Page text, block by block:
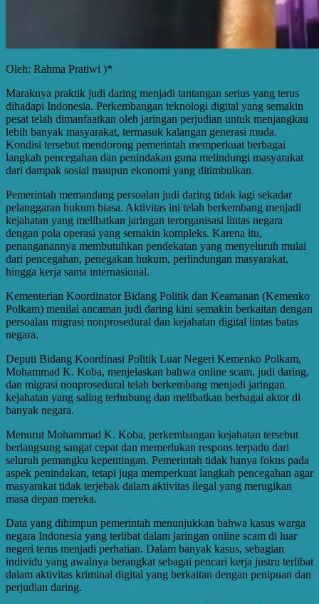
Oleh: Rahma Pratiwi )*
Maraknya praktik judi daring menjadi tantangan serius yang terus
dihadapi Indonesia. Perkembangan teknologi digital yang semakin
pesat telah dimanfaatkan oleh jaringan perjudian untuk menjangkau
lebih banyak masyarakat, termasuk kalangan generasi muda.
Kondisi tersebut mendorong pemerintah memperkuat berbagai
langkah pencegahan dan penindakan guna melindungi masyarakat
dari dampak sosial maupun ekonomi yang ditimbulkan.
Pemerintah memandang persoalan judi daring tidak lagi sekadar
pelanggaran hukum biasa. Aktivitas ini telah berkembang menjadi
kejahatan yang melibatkan jaringan terorganisasi lintas negara
dengan pola operasi yang semakin kompleks. Karena itu,
penanganannya membutuhkan pendekatan yang menyeluruh mulai
dari pencegahan, penegakan hukum, perlindungan masyarakat,
hingga kerja sama internasional.
Kementerian Koordinator Bidang Politik dan Keamanan (Kemenko
Polkam) menilai ancaman judi daring kini semakin berkaitan dengan
persoalan migrasi nonprosedural dan kejahatan digital lintas batas
negara.
Deputi Bidang Koordinasi Politik Luar Negeri Kemenko Polkam,
Mohammad K. Koba, menjelaskan bahwa online scam, judi daring,
dan migrasi nonprosedural telah berkembang menjadi jaringan
kejahatan yang saling terhubung dan melibatkan berbagai aktor di
banyak negara.
Menurut Mohammad K. Koba, perkembangan kejahatan tersebut
berlangsung sangat cepat dan memerlukan respons terpadu dari
seluruh pemangku kepentingan. Pemerintah tidak hanya fokus pada
aspek penindakan, tetapi juga memperkuat langkah pencegahan agar
masyarakat tidak terjebak dalam aktivitas ilegal yang merugikan
masa depan mereka.
Data yang dihimpun pemerintah menunjukkan bahwa kasus warga
negara Indonesia yang terlibat dalam jaringan online scam di luar
negeri terus menjadi perhatian. Dalam banyak kasus, sebagian
individu yang awalnya berangkat sebagai pencari kerja justru terlibat
dalam aktivitas kriminal digital yang berkaitan dengan penipuan dan
perjudian daring.